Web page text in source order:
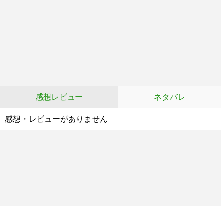
感想レビュー ネタバレ
感想・レビューがありません